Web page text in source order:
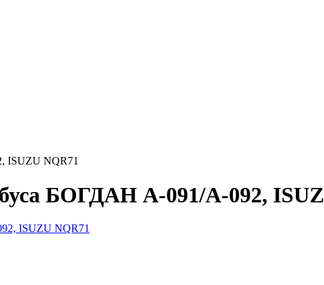
ISUZU NQR71
БОГДАН А-091/А-092,